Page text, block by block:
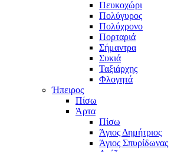
Πευκοχώρι
Πολύγυρος
Πολύχρονο
Πορταριά
Σήμαντρα
Συκιά
Ταξιάρχης
Φλογητά
Ήπειρος
Πίσω
Άρτα
Πίσω
Άγιος Δημήτριος
Άγιος Σπυρίδωνας